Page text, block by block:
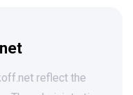
reflect the